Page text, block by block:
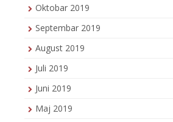
Oktobar 2019
Septembar 2019
August 2019
Juli 2019
Juni 2019
Maj 2019